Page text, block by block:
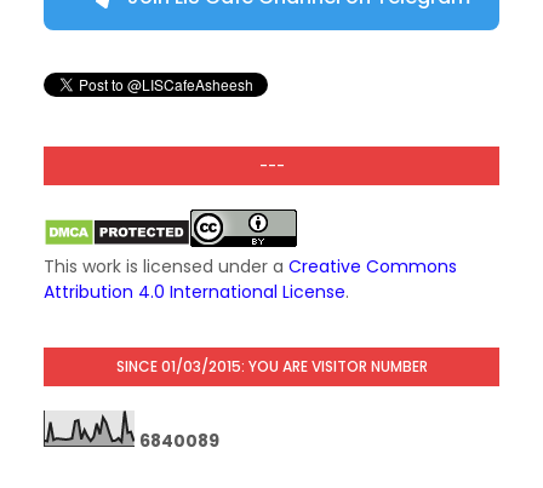
---
This work is licensed under a Creative Commons
Attribution 4.0 International License.
SINCE 01/03/2015: YOU ARE VISITOR NUMBER
6840089